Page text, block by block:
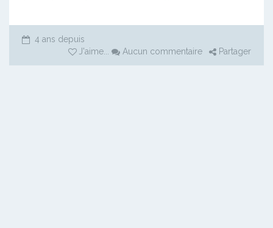
4 ans depuis
J'aime ... Aucun commentaire Partager